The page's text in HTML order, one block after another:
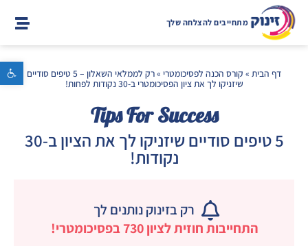
פתח סרגל נגישות
מתחייבים להצלחה שלך
דף הבית » קורס הכנה לפסיכומטרי »
רק לממלאי השאלון – 5 טיפים סודיים
שיזניקו לך את ציון הפסיכומטרי ב-30 נקודות לפחות!
Tips For Success
5 טיפים סודיים שיזניקו לך את הציון ב-30
נקודות!
רק בזינוק נותנים לך
התחייבות חוזית לציון 730 בפסיכומטרי!